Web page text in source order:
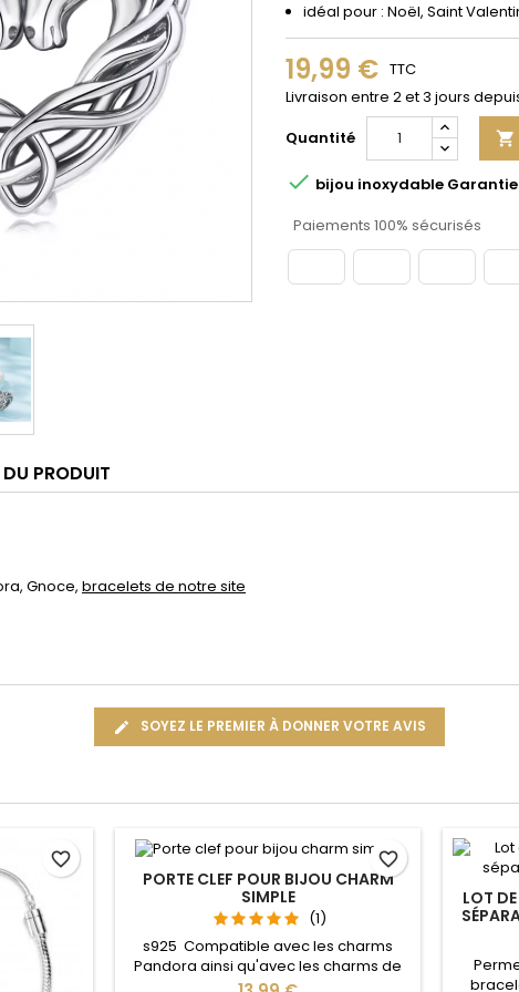
idéal pour : Noël, Saint
19,99 € TTC
Livraison entre 2 et 3 jours
Quantité

 bijou inoxydable Garantie
Paiements 100% sécurisés
PRODUIT
Gnoce, bracelets de notre site
SOYEZ LE PREMIER À DONNER VOTRE AVIS
favorite_border
PORTE CLEF POUR BIJOU CHARM
SIMPLE
(1)
s925 Compatible avec les charms
Pandora ainsi qu'avec les charms de
notre site idéal pour : Noël, Saint
favorite_border
LOT